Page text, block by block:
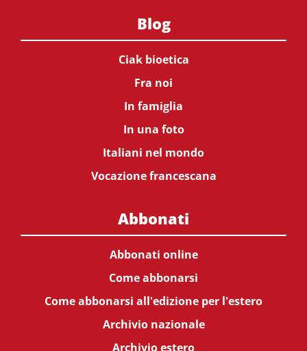
Blog
Ciak bioetica
Fra noi
In famiglia
In una foto
Italiani nel mondo
Vocazione francescana
Abbonati
Abbonati online
Come abbonarsi
Come abbonarsi all'edizione per l'estero
Archivio nazionale
Archivio estero